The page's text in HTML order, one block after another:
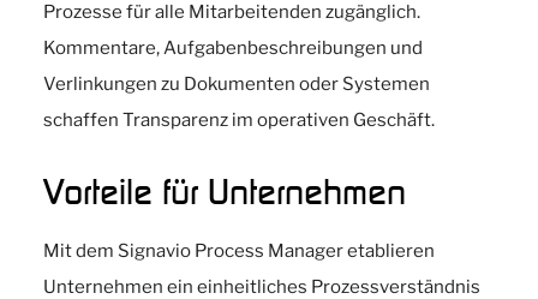
Prozesse für alle Mitarbeitenden zugänglich.
Kommentare, Aufgabenbeschreibungen und
Verlinkungen zu Dokumenten oder Systemen
schaffen Transparenz im operativen Geschäft.
Vorteile für Unternehmen
Mit dem Signavio Process Manager etablieren
Unternehmen ein einheitliches Prozessverständnis